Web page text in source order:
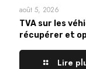
août 5, 2026
TVA sur les
récupérer et
Lire